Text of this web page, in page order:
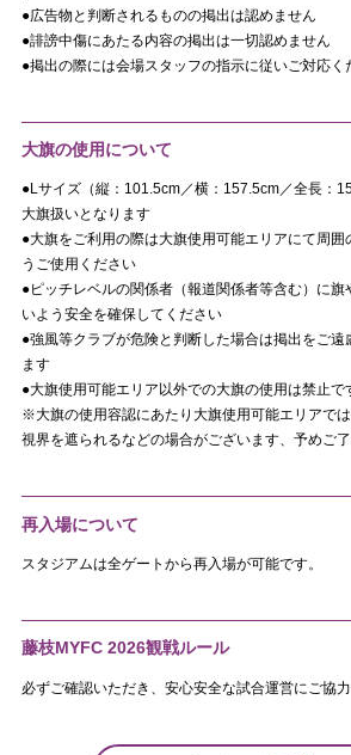
●広告物と判断されるものの掲出は認めません
●誹謗中傷にあたる内容の掲出は一切認めません
●掲出の際には会場スタッフの指示に従いご対応く
大旗の使用について
●Lサイズ（縦：101.5cm／横：157.5cm／全長：
大旗扱いとなります
●大旗をご利用の際は大旗使用可能エリアにて周囲
うご使用ください
●ピッチレベルの関係者（報道関係者等含む）に旗
いよう安全を確保してください
●強風等クラブが危険と判断した場合は掲出をご
ます
●大旗使用可能エリア以外での大旗の使用は禁止で
※大旗の使用容認にあたり大旗使用可能エリアで
視界を遮られるなどの場合がございます、予めご
再入場について
スタジアムは全ゲートから再入場が可能です。
藤枝MYFC 2026観戦ルール
必ずご確認いただき、安心安全な試合運営にご協